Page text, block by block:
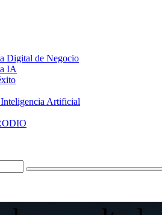
Digital de Negocio
IA
Artificial